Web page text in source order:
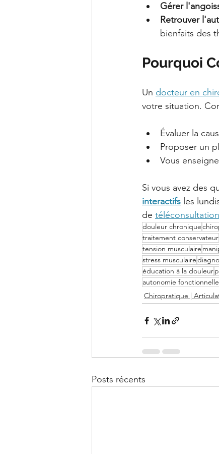
Gérer
Retrouver
bienfaits des
Pourquoi
Un docteur en
votre situation.
Évaluer la
Proposer un
Vous
Si vous avez des
interactifs les
de
douleur chronique
traitement conservateur
tension musculaire
stress musculaire
éducation à la douleur
autonomie fonctionnelle
Chiropratique |
Posts récents